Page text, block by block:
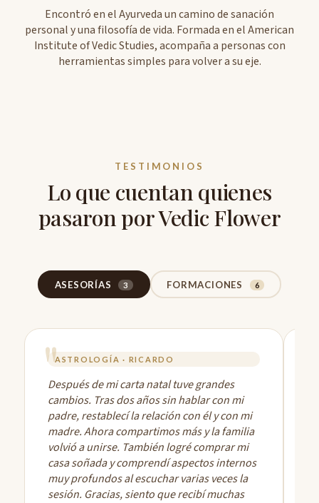
Encontró en el Ayurveda un camino de sanación
personal y una filosofía de vida. Formada en el American
Institute of Vedic Studies, acompaña a personas con
herramientas simples para volver a su eje.
TESTIMONIOS
Lo que cuentan quienes
pasaron por Vedic Flower
ASESORÍAS 3 FORMACIONES 6
ASTROLOGÍA · RICARDO
Después de mi carta natal tuve grandes
cambios. Tras dos años sin hablar con mi
padre, restablecí la relación con él y con mi
madre. Ahora compartimos más y la familia
volvió a unirse. También logré comprar mi
casa soñada y comprendí aspectos internos
muy profundos al escuchar varias veces la
sesión. Gracias, siento que recibí muchas